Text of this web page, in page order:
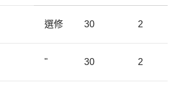
選修 30 2
" 30 2